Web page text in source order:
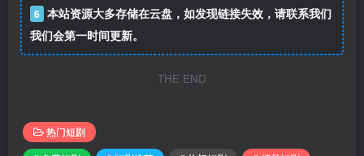
6 本站资源大多存储在云盘，如发现链接失效，请联系我们
我们会第一时间更新。
THE END
热门短剧